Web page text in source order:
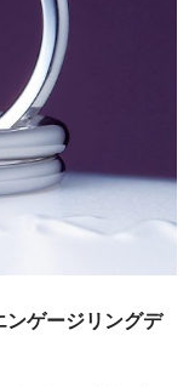
ゲージリングデ